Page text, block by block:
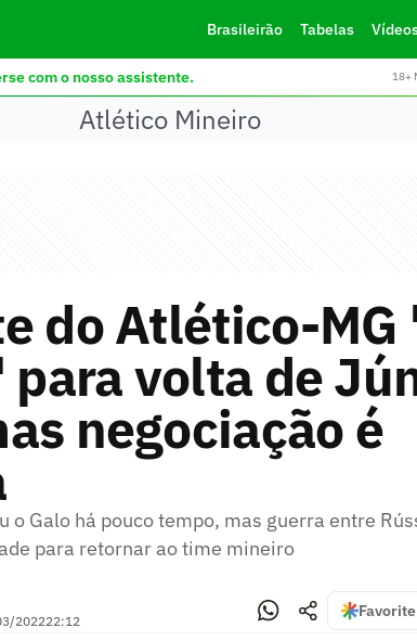
Brasileirão Tabelas
com o nosso assistente. 18+
Atlético Mineiro
do Atlético-MG
para volta de
negociação é
o Galo há pouco tempo, mas guerra entre
para retornar ao time mineiro
202222:12